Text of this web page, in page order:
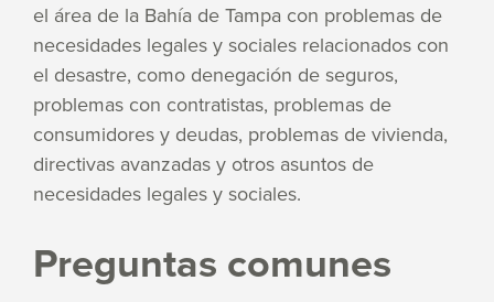
el área de la Bahía de Tampa con problemas de
necesidades legales y sociales relacionados con
el desastre, como denegación de seguros,
problemas con contratistas, problemas de
consumidores y deudas, problemas de vivienda,
directivas avanzadas y otros asuntos de
necesidades legales y sociales.
Preguntas comunes